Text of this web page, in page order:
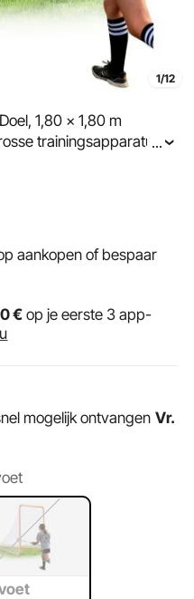
1/12
1,80 x 1,80 m
trainingsapparatuur
lacrosse doel met
...
aankopen of bespaar
€ op je eerste 3 app-
mogelijk ontvangen Vr.